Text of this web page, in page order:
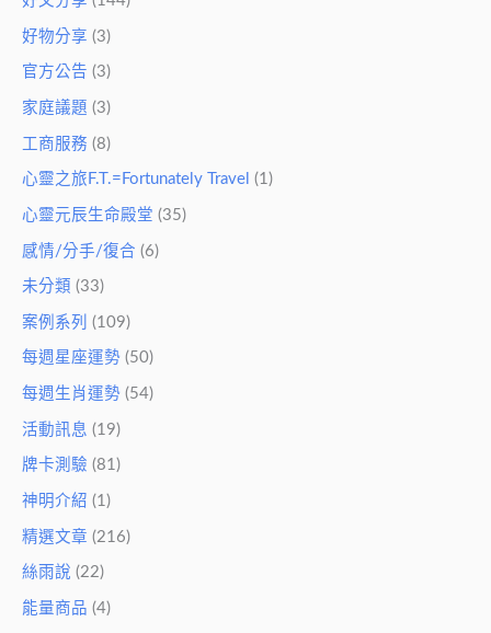
好物分享 (3)
官方公告 (3)
家庭議題 (3)
工商服務 (8)
心靈之旅F.T.=Fortunately Travel (1)
心靈元辰生命殿堂 (35)
感情/分手/復合 (6)
未分類 (33)
案例系列 (109)
每週星座運勢 (50)
每週生肖運勢 (54)
活動訊息 (19)
牌卡測驗 (81)
神明介紹 (1)
精選文章 (216)
絲雨說 (22)
能量商品 (4)